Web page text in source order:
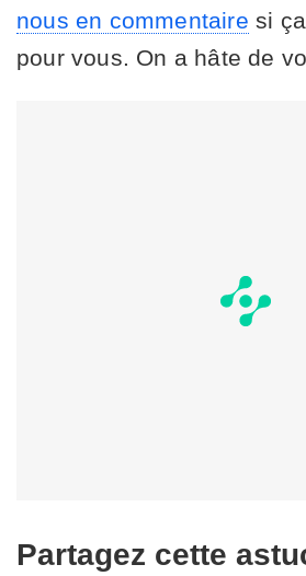
nous en commentaire si
pour vous. On a hâte de
Partagez cette